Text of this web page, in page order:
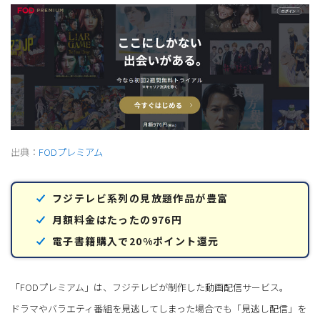
出典： FODプレミアム
フジテレビ系列の見放題作品が豊富
月額料金はたったの976円
電子書籍購入で20%ポイント還元
「FODプレミアム」は、フジテレビが制作した動画配信サービス。
ドラマやバラエティ番組を見逃してしまった場合でも「見逃し配信」を